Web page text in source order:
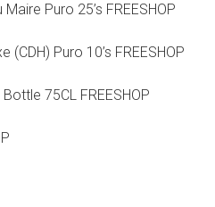
Puro 25’s FREESHOP
Puro 10’s FREESHOP
75CL FREESHOP